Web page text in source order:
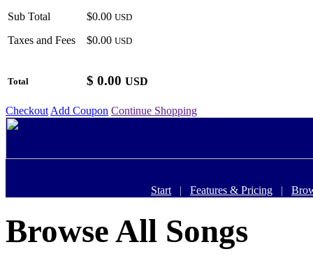
Sub Total
Taxes and Fees
$0.00 USD
$0.00 USD
Total $ 0.00 USD
Checkout Add Coupon Continue Shopping
Start | Features & Pricing |
Browse All Songs